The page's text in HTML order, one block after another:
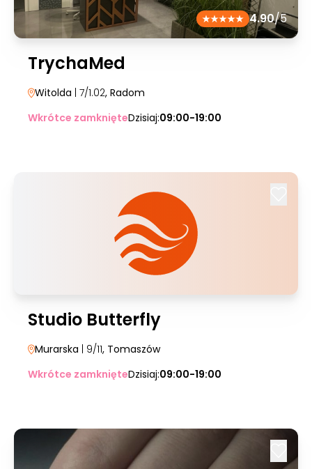
4.90/5
TrychaMed
Witolda | 7/1.02, Radom
Wkrótce zamknięteDzisiaj:09:00-19:00
Studio Butterfly
Murarska | 9/11, Tomaszów
Wkrótce zamknięteDzisiaj:09:00-19:00